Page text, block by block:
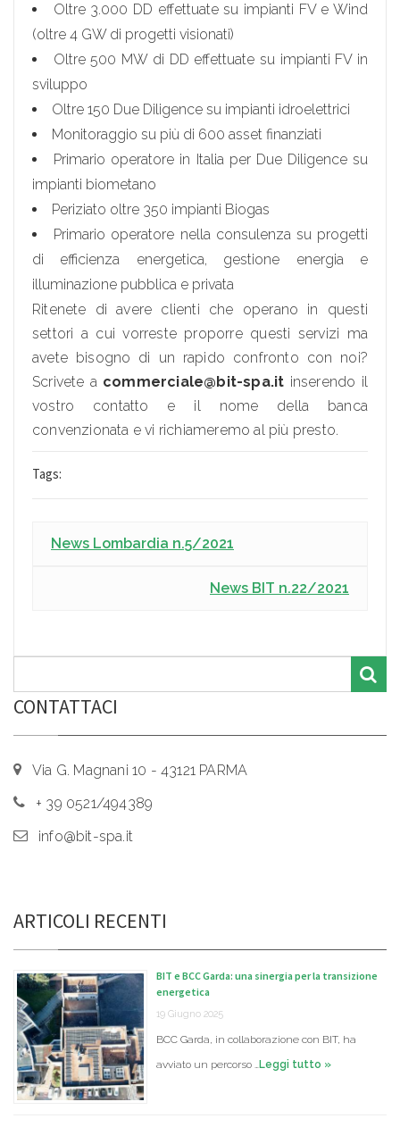
Oltre 3.000 DD effettuate su impianti FV e Wind
(oltre 4 GW di progetti visionati)
Oltre 500 MW di DD effettuate su impianti FV in
sviluppo
Oltre 150 Due Diligence su impianti idroelettrici
Monitoraggio su più di 600 asset finanziati
Primario operatore in Italia per Due Diligence su
impianti biometano
Periziato oltre 350 impianti Biogas
Primario operatore nella consulenza su progetti
di efficienza energetica, gestione energia e
illuminazione pubblica e privata
Ritenete di avere clienti che operano in questi
settori a cui vorreste proporre questi servizi ma
avete bisogno di un rapido confronto con noi?
Scrivete a commerciale@bit-spa.it inserendo il
vostro contatto e il nome della banca
convenzionata e vi richiameremo al più presto.
Tags:
News Lombardia n.5/2021
News BIT n.22/2021
CONTATTACI
Via G. Magnani 10 - 43121 PARMA
+ 39 0521/494389
info@bit-spa.it
ARTICOLI RECENTI
BIT e BCC Garda: una sinergia per la transizione
energetica
19 Giugno 2025
BCC Garda, in collaborazione con BIT, ha
avviato un percorso …Leggi tutto »